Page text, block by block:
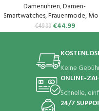
Herzfrequenz, Schlafmonitor,
Menstruationszyklus, IP68
wasserdichte Sportuhr für iOS
und Android (Rosa)
Damenuhren,Damen-
Smartwatches,Frauenmode,
€49.99 €44.99
Keine
ONLINE-
Schnelle,
24/7